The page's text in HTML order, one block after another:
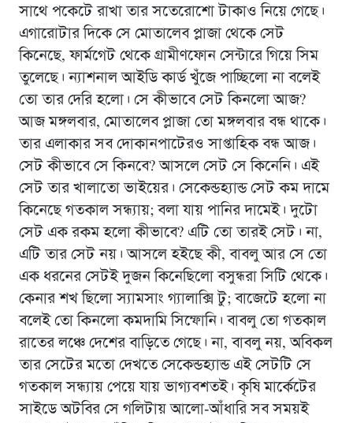
সাথে পকেটে রাখা তার সতেরোশো টাকাও নিয়ে গেছে।
এগারোটার দিকে সে মোতালেব প্লাজা থেকে সেট
কিনেছে, ফার্মগেট থেকে গ্রামীণফোন সেন্টারে গিয়ে সিম
তুলেছে। ন্যাশনাল আইডি কার্ড খুঁজে পাচ্ছিলো না বলেই
তো তার দেরি হলো। সে কীভাবে সেট কিনলো আজ?
আজ মঙ্গলবার, মোতালেব প্লাজা তো মঙ্গলবার বন্ধ থাকে।
তার এলাকার সব দোকানপাটেরও সাপ্তাহিক বন্ধ আজ।
সেট কীভাবে সে কিনবে? আসলে সেট সে কিনেনি। এই
সেট তার খালাতো ভাইয়ের। সেকেন্ডহ্যান্ড সেট কম দামে
কিনেছে গতকাল সন্ধ্যায়; বলা যায় পানির দামেই। দুটো
সেট এক রকম হলো কীভাবে? এটি তো তারই সেট। না,
এটি তার সেট নয়। আসলে হইছে কী, বাবলু আর সে তো
এক ধরনের সেটই দুজন কিনেছিলো বসুন্ধরা সিটি থেকে।
কেনার শখ ছিলো স্যামসাং গ্যালাক্সি টু; বাজেটে হলো না
বলেই তো কিনলো কমদামি সিম্ফোনি। বাবলু তো গতকাল
রাতের লঞ্চে দেশের বাড়িতে গেছে। না, বাবলু নয়, অবিকল
তার সেটের মতো দেখতে সেকেন্ডহ্যান্ড এই সেটটি সে
গতকাল সন্ধ্যায় পেয়ে যায় ভাগ্যবশতই। কৃষি মার্কেটের
সাইডে অটবির সে গলিটায় আলো-আঁধারি সব সময়ই